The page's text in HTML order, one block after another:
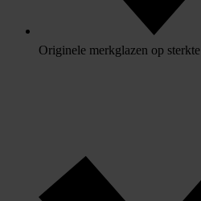
Originele merkglazen op sterkte